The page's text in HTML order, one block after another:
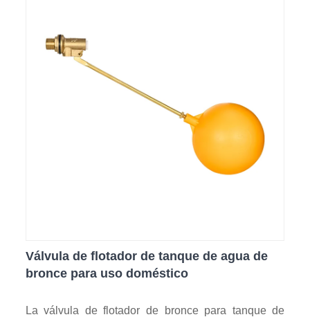
Válvula de flotador de tanque de agua de
bronce para uso doméstico
La válvula de flotador de bronce para tanque de